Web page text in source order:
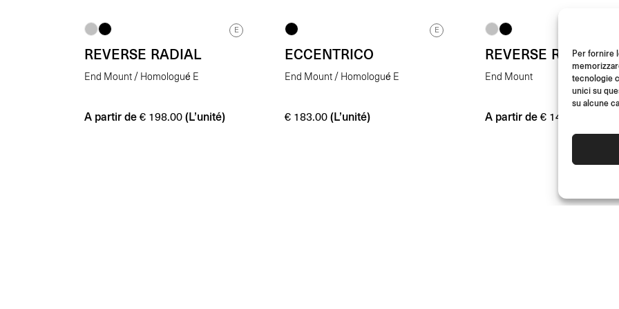
Per fornire
tecnologie
unici su
su alcune
E
REVERSE RADIAL
End Mount / Homologué E
A partir de € 198.00 (L’unité)
E
ECCENTRICO
End Mount / Homologué E
€ 183.00 (L’unité)
REVERSE RETRO
End Mount
A partir de € 145.00